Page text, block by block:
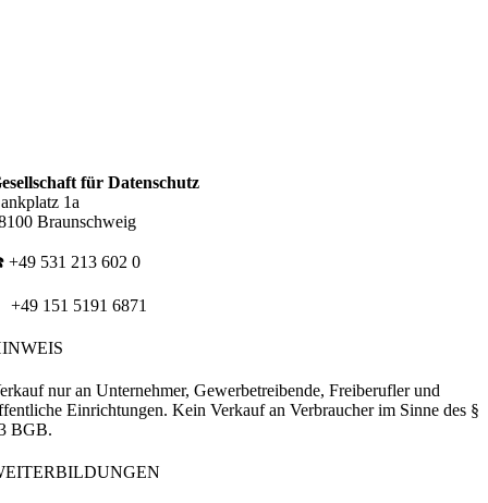
für Datenschutz
1a
Braunschweig
+49 531 213 602 0
+49 151 5191 6871
nur an Unternehmer, Gewerbetreibende, Freiberufler und
Einrichtungen. Kein Verkauf an Verbraucher im Sinne des §
BGB.